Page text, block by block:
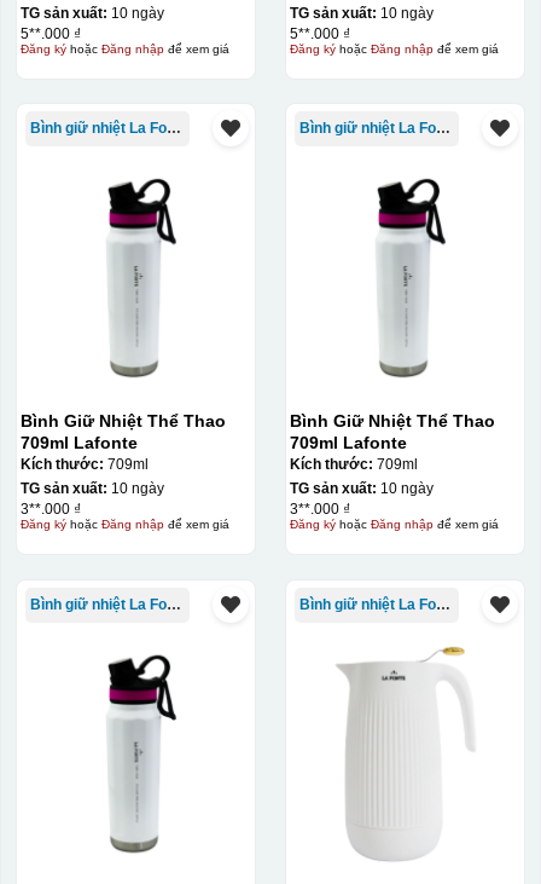
TG sản xuất: 10 ngày
5**.000 ₫
Đăng kýhoặc Đăng nhậpđể xem giá
TG sản xuất: 10 ngày
5**.000 ₫
Đăng kýhoặc Đăng nhậpđể xem giá
Bình giữ nhiệt La Fonte
Bình Giữ Nhiệt Thể Thao
709ml Lafonte
Kích thước: 709ml
TG sản xuất: 10 ngày
3**.000 ₫
Đăng kýhoặc Đăng nhậpđể xem giá
Bình giữ nhiệt La Fonte
Bình Giữ Nhiệt Thể Thao
709ml Lafonte
Kích thước: 709ml
TG sản xuất: 10 ngày
3**.000 ₫
Đăng kýhoặc Đăng nhậpđể xem giá
Bình giữ nhiệt La Fonte Bình giữ nhiệt La Fonte